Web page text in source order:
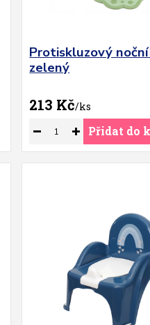
Protiskluzový
zelený
213 Kč/ks
Přidat do